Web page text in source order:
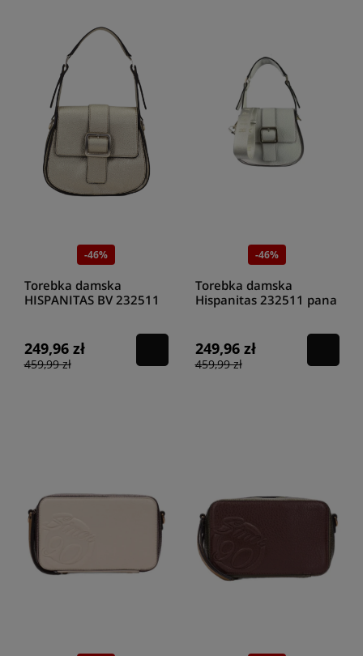
-46%
Torebka damska
HISPANITAS BV 232511
249,96 zł
459,99 zł
-46%
Torebka damska
Hispanitas 232511 pana
249,96 zł
459,99 zł